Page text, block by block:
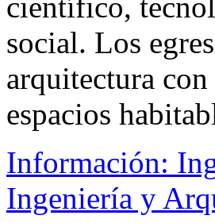
científico,
social. Los
arquitectura
espacios
Información:
Ingeniería y